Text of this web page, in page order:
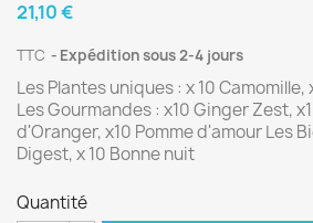
21,10 €
TTC Expédition sous 2-4 jours
Les Plantes uniques : x 10 Camomille,
Les Gourmandes : x10 Ginger Zest,
d'Oranger, x10 Pomme d'amour Les
Digest, x 10 Bonne nuit
Quantité